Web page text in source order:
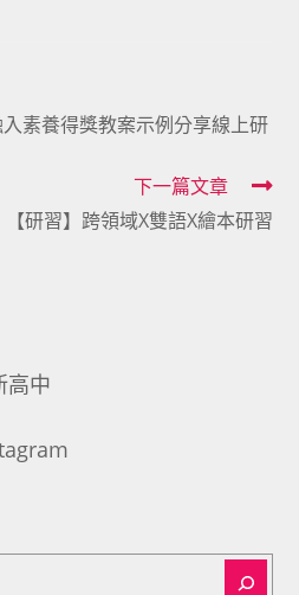
入素養得獎教案示例分享線上研
下一篇文章
【研習】跨領域X雙語X繪本研習
高中